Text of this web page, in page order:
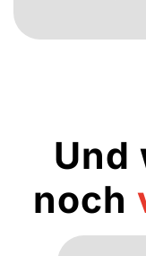
Und
noch